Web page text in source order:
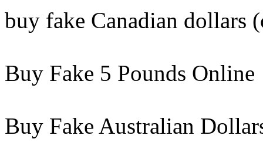
buy fake Canadian dollars
Buy Fake 5 Pounds Online​
Buy Fake Australian